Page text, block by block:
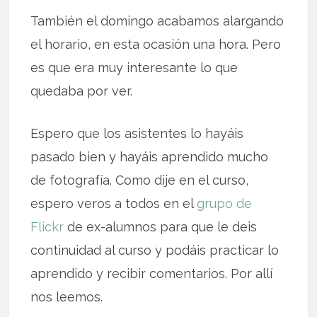
También el domingo acabamos alargando
el horario, en esta ocasión una hora. Pero
es que era muy interesante lo que
quedaba por ver.
Espero que los asistentes lo hayáis
pasado bien y hayáis aprendido mucho
de fotografía. Como dije en el curso,
espero veros a todos en el grupo de
Flickr de ex-alumnos para que le deis
continuidad al curso y podáis practicar lo
aprendido y recibir comentarios. Por allí
nos leemos.